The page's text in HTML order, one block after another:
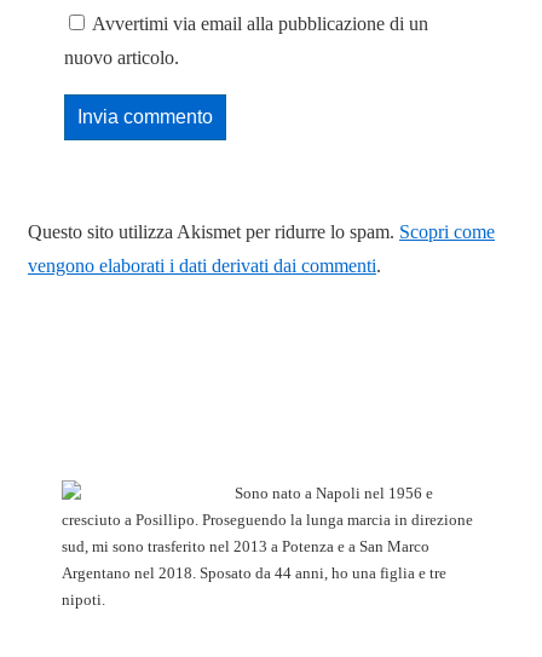
Avvertimi via email alla pubblicazione di un
nuovo articolo.
Questo sito utilizza Akismet per ridurre lo spam. Scopri come
vengono elaborati i dati derivati dai commenti.
Sono nato a Napoli nel 1956 e
cresciuto a Posillipo. Proseguendo la lunga marcia in direzione
sud, mi sono trasferito nel 2013 a Potenza e a San Marco
Argentano nel 2018. Sposato da 44 anni, ho una figlia e tre
nipoti.